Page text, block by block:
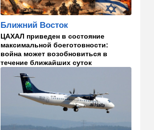
13:22 Стиль жизни
Что действительно помогает
пережить израильскую
жару, а что является мифом.
Разбираемся
Израиль
США суют Израилю палки в
колеса после гибели
военных в Ливане
12:46 Спорт
Ближний Восток
ЦАХАЛ приведен в состояние
максимальной боеготовности:
война может возобновиться в
течение ближайших суток